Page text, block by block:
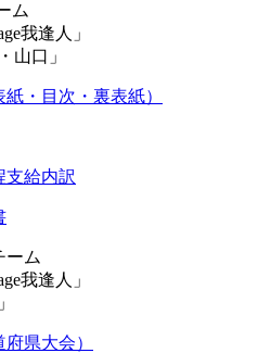
ム
我逢人」
山口」
・目次・裏表紙）
支給内訳
ーム
我逢人」
県大会）